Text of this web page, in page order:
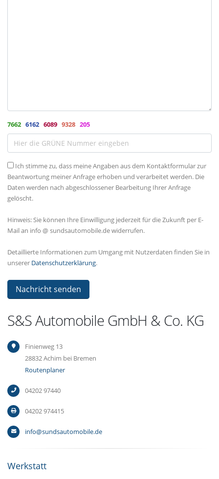
7662 6162 6089 9328 205
Ich stimme zu, dass meine Angaben aus dem Kontaktformular zur
Beantwortung meiner Anfrage erhoben und verarbeitet werden. Die
Daten werden nach abgeschlossener Bearbeitung Ihrer Anfrage
gelöscht.
Hinweis: Sie können Ihre Einwilligung jederzeit für die Zukunft per E-
Mail an info @ sundsautomobile.de widerrufen.
Detaillierte Informationen zum Umgang mit Nutzerdaten finden Sie in
unserer Datenschutzerklärung.
S&S Automobile GmbH & Co. KG
Finienweg 13
28832 Achim bei Bremen
Routenplaner
04202 97440
04202 974415
info@sundsautomobile.de
Werkstatt